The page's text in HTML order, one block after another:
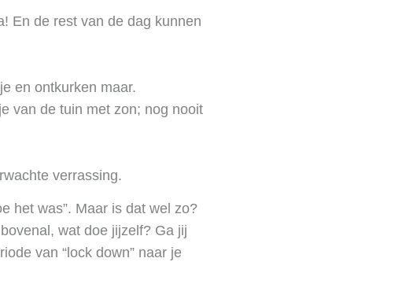
En de rest van de dag kunnen
en ontkurken maar.
van de tuin met zon; nog nooit
verrassing.
het was”. Maar is dat wel zo?
wat doe jijzelf? Ga jij
van “lock down” naar je